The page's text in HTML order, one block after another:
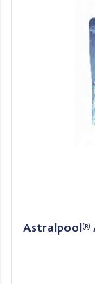
Astralpool®